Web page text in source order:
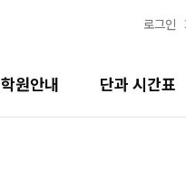
로그인
학원안내 단과 시간표